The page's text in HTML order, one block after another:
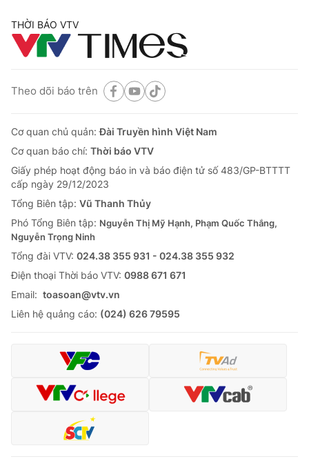
THỜI BÁO VTV
Theo dõi báo trên
Cơ quan chủ quản:Đài Truyền hình Việt Nam
Cơ quan báo chí: Thời báo VTV
Giấy phép hoạt động báo in và báo điện tử số 483/GP-BTTTT
cấp ngày 29/12/2023
Tổng Biên tập: Vũ Thanh Thủy
Phó Tổng Biên tập: Nguyễn Thị Mỹ Hạnh, Phạm Quốc Thắng,
Nguyễn Trọng Ninh
Tổng đài VTV: 024.38 355 931 - 024.38 355 932
Ðiện thoại Thời báo VTV: 0988 671 671
Email: toasoan@vtv.vn
Liên hệ quảng cáo: (024) 626 79595